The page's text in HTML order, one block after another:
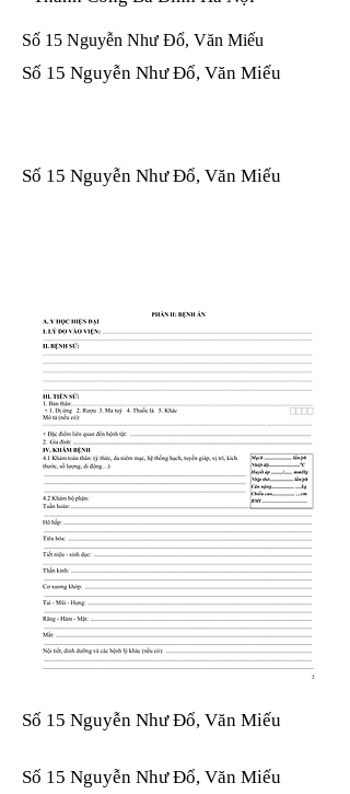
Số 15 Nguyễn Như Đổ, Văn Miếu
Số 15 Nguyễn Như Đổ, Văn Miếu
Số 15 Nguyễn Như Đổ, Văn Miếu
Số 15 Nguyễn Như Đổ, Văn Miếu
Số 15 Nguyễn Như Đổ, Văn Miếu​​​​